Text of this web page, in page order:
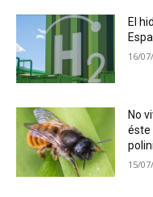
El
16/
No
éste
15/